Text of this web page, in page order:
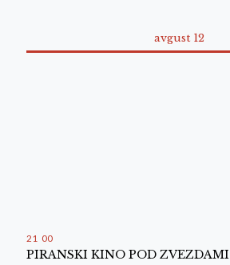
avgust 12
21 00
PIRANSKI KINO POD ZVEZDAMI